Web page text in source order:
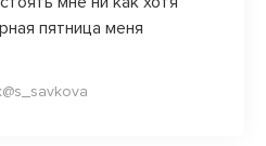
пятница меня